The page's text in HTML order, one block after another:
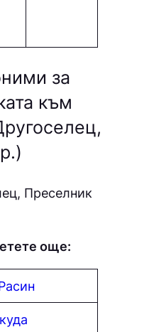
за
към
Преселник
още: